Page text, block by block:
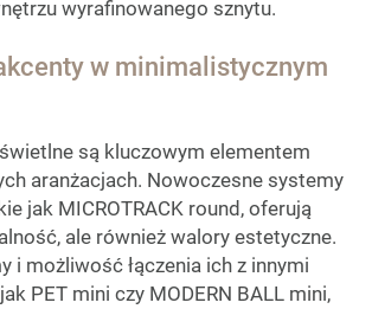
wyrafinowanego sznytu.
w minimalistycznym
są kluczowym elementem
aranżacjach. Nowoczesne systemy
jak MICROTRACK round, oferują
ale również walory estetyczne.
i możliwość łączenia ich z innymi
PET mini czy MODERN BALL mini,